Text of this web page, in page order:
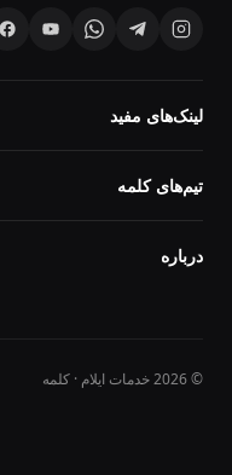
لینک‌های مفید
تیم‌های کلمه
درباره
© 2026 خدمات ایلام · کلمه